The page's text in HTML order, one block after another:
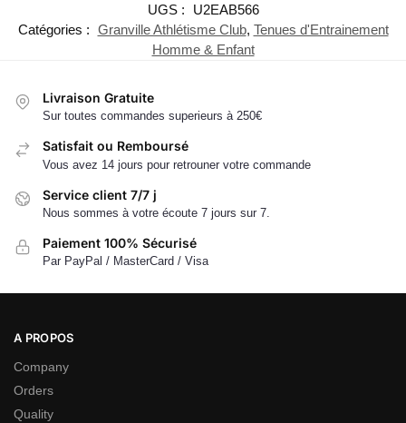
UGS :
U2EAB566
Catégories : Granville Athlétisme Club, Tenues d'Entrainement
Homme & Enfant
Livraison Gratuite
Sur toutes commandes superieurs à 250€
Satisfait ou Remboursé
Vous avez 14 jours pour retrouner votre commande
Service client 7/7 j
Nous sommes à votre écoute 7 jours sur 7.
Paiement 100% Sécurisé
Par PayPal / MasterCard / Visa
A PROPOS
Company
Orders
Quality